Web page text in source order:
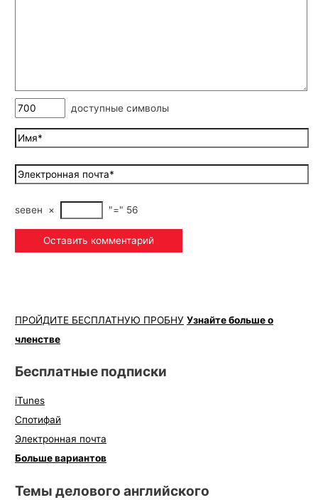
доступные символы
seвeн × "=" 56
ПРОЙДИТЕ БЕСПЛАТНУЮ ПРОБНУ Узнайте больше о
членстве
Бесплатные подписки
iTunes
Спотифай
Электронная почта
Больше вариантов
Темы делового английского